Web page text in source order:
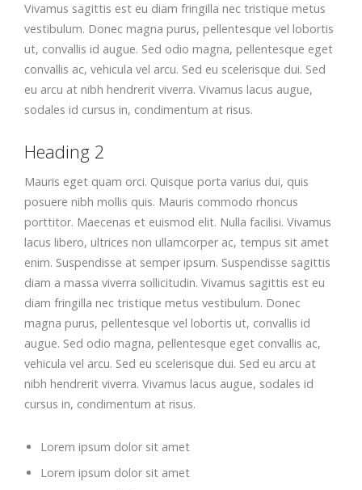
Vivamus sagittis est eu diam fringilla nec tristique metus
vestibulum. Donec magna purus, pellentesque vel lobortis
ut, convallis id augue. Sed odio magna, pellentesque eget
convallis ac, vehicula vel arcu. Sed eu scelerisque dui. Sed
eu arcu at nibh hendrerit viverra. Vivamus lacus augue,
sodales id cursus in, condimentum at risus.
Heading 2
Mauris eget quam orci. Quisque porta varius dui, quis
posuere nibh mollis quis. Mauris commodo rhoncus
porttitor. Maecenas et euismod elit. Nulla facilisi. Vivamus
lacus libero, ultrices non ullamcorper ac, tempus sit amet
enim. Suspendisse at semper ipsum. Suspendisse sagittis
diam a massa viverra sollicitudin. Vivamus sagittis est eu
diam fringilla nec tristique metus vestibulum. Donec
magna purus, pellentesque vel lobortis ut, convallis id
augue. Sed odio magna, pellentesque eget convallis ac,
vehicula vel arcu. Sed eu scelerisque dui. Sed eu arcu at
nibh hendrerit viverra. Vivamus lacus augue, sodales id
cursus in, condimentum at risus.
Lorem ipsum dolor sit amet
Lorem ipsum dolor sit amet